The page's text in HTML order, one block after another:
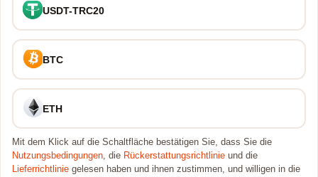
USDT-TRC20
BTC
ETH
Mit dem Klick auf die Schaltfläche bestätigen Sie, dass Sie die
Nutzungsbedingungen, die Rückerstattungsrichtlinie und die
Lieferrichtlinie gelesen haben und ihnen zustimmen, und willigen in die